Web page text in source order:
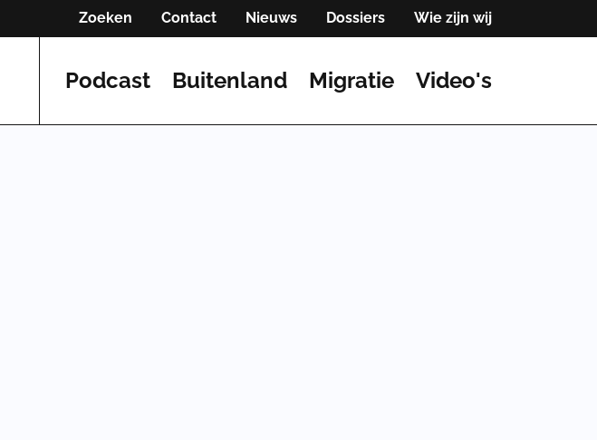
Zoeken Contact Nieuws Dossiers Wie zijn wij
Podcast Buitenland Migratie Video's